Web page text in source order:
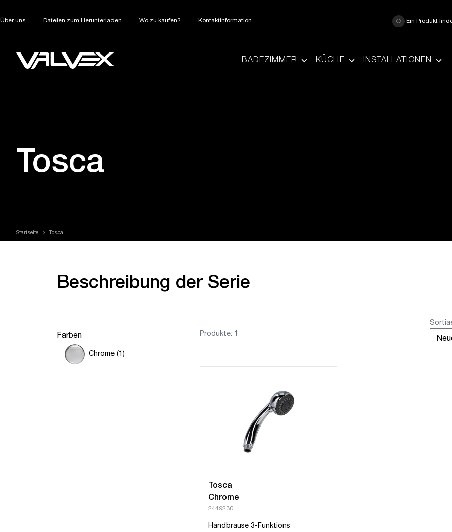
Über uns Dateien zum Herunterladen Wo zu kaufen? Kontaktinformation Ein Produkt
BADEZIMMER KÜCHE INSTALLATIONEN
Tosca
Startseite Tosca
Beschreibung der Serie
Farben
Chrome (1)
Produkte: 1
Tosca
Chrome
2449230
Handbrause 3-Funktions